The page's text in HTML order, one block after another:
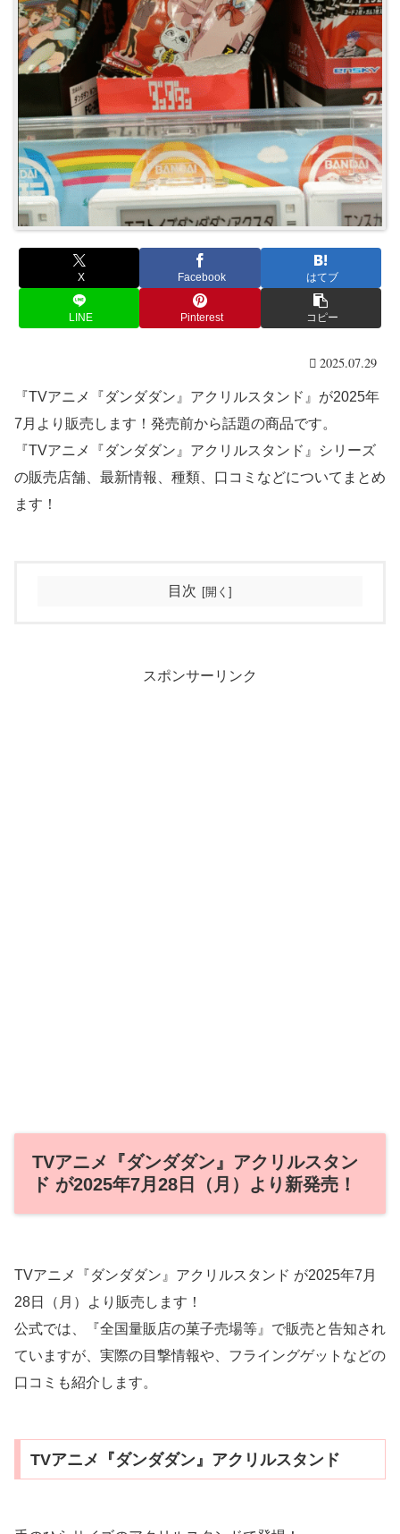
X Facebook はてブ
LINE Pinterest コピー
2025.07.29
『TVアニメ『ダンダダン』アクリルスタンド』が2025年
7月より販売します！発売前から話題の商品です。
『TVアニメ『ダンダダン』アクリルスタンド』シリーズ
の販売店舗、最新情報、種類、口コミなどについてまとめ
ます！
目次
スポンサーリンク
TVアニメ『ダンダダン』アクリルスタン
ド が2025年7月28日（月）より新発売！
TVアニメ『ダンダダン』アクリルスタンド が2025年7月
28日（月）より販売します！
公式では、『全国量販店の菓子売場等』で販売と告知され
ていますが、実際の目撃情報や、フライングゲットなどの
口コミも紹介します。
TVアニメ『ダンダダン』アクリルスタンド